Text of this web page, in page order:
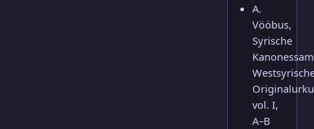
A.
Vööbus,
Syrische
vol. I,
A–B